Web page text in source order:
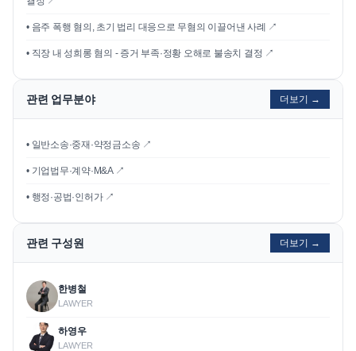
• 음주 폭행 혐의, 초기 법리 대응으로 무혐의 이끌어낸 사례 ↗
• 직장 내 성희롱 혐의 - 증거 부족·정황 오해로 불송치 결정 ↗
관련 업무분야 더보기 →
• 일반소송·중재·약정금소송 ↗
• 기업법무·계약·M&A ↗
• 행정·공법·인허가 ↗
관련 구성원 더보기 →
한병철
LAWYER
하영우
LAWYER